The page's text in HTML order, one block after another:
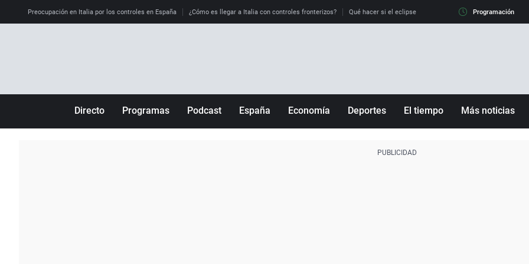
Preocupación en Italia por los controles en España ¿Cómo es llegar a Italia con controles fronterizos? Qué hacer si el eclipse me pilla conduciendo Qué tiempo
Programación
Directo Programas Podcast España Economía Deportes El tiempo Más noticias